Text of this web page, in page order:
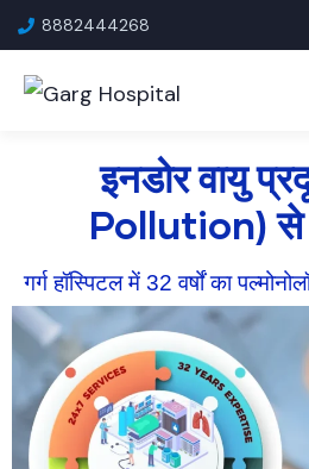
8882444268
इनडोर वायु
Pollution)
गर्ग हॉस्पिटल में 32 वर्षों का